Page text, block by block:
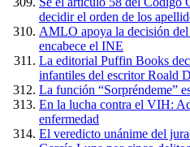
decidir el orden de los
AMLO apoya la decisión
encabece el INE
La editorial Puffin Books
infantiles del escritor Roald
La función “Sorpréndeme”
En la lucha contra el VIH:
enfermedad
El veredicto unánime del